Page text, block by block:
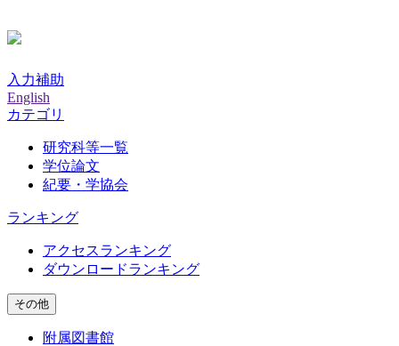
入力補助
English
カテゴリ
研究科等一覧
学位論文
紀要・学協会
ランキング
アクセスランキング
ダウンロードランキング
その他
附属図書館